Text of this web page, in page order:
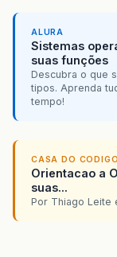
ALURA
Sistemas
suas funções
Descubra o que
tipos. Aprenda
tempo!
CASA DO CODIGO
Orientacao a
suas...
Por Thiago Leite